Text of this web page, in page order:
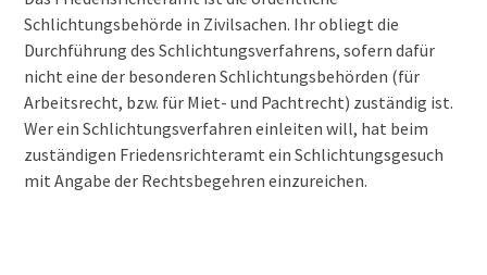
Schlichtungsbehörde in Zivilsachen. Ihr obliegt die
Durchführung des Schlichtungsverfahrens, sofern dafür
nicht eine der besonderen Schlichtungsbehörden (für
Arbeitsrecht, bzw. für Miet- und Pachtrecht) zuständig ist.
Wer ein Schlichtungsverfahren einleiten will, hat beim
zuständigen Friedensrichteramt ein Schlichtungsgesuch
mit Angabe der Rechtsbegehren einzureichen.